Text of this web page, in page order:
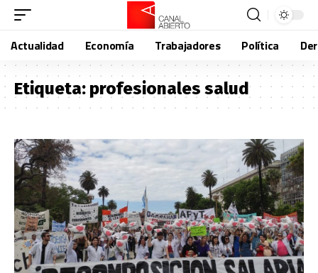
Actualidad Economía Trabajadores Política
Etiqueta:profesionales salud